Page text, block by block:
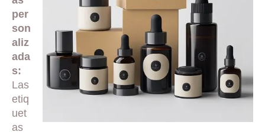
per
son
aliz
ada
s:
Las
etiq
uet
as